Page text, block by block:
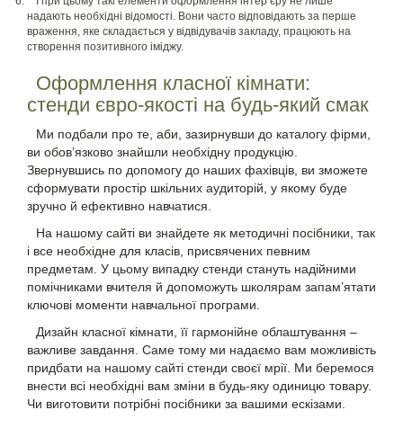
надають необхідні відомості. Вони часто відповідають за перше
враження, яке складається у відвідувачів закладу, працюють на
створення позитивного іміджу.
Оформлення класної кімнати:
стенди євро-якості на будь-який смак
Ми подбали про те, аби, зазирнувши до каталогу фірми,
ви обов’язково знайшли необхідну продукцію.
Звернувшись по допомогу до наших фахівців, ви зможете
сформувати простір шкільних аудиторій, у якому буде
зручно й ефективно навчатися.
На нашому сайті ви знайдете як методичні посібники, так
і все необхідне для класів, присвячених певним
предметам. У цьому випадку стенди стануть надійними
помічниками вчителя й допоможуть школярам запам’ятати
ключові моменти навчальної програми.
Дизайн класної кімнати, її гармонійне облаштування –
важливе завдання. Саме тому ми надаємо вам можливість
придбати на нашому сайті стенди своєї мрії. Ми беремося
внести всі необхідні вам зміни в будь-яку одиницю товару.
Чи виготовити потрібні посібники за вашими ескізами.